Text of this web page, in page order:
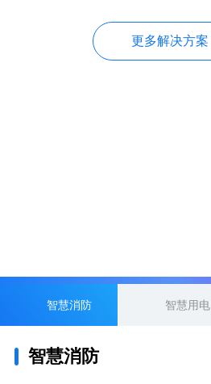
更多解决方案
智慧消防 智慧用电
智慧消防